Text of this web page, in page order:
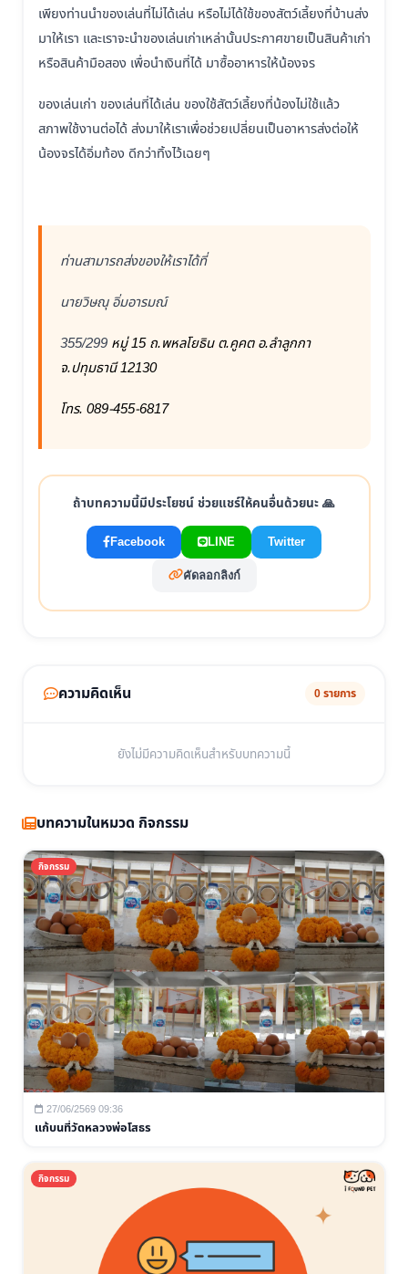
เพียงท่านนำของเล่นที่ไม่ได้เล่น หรือไม่ได้ใช้ของสัตว์เลี้ยงที่บ้านส่ง
มาให้เรา และเราจะนำของเล่นเก่าเหล่านั้นประกาศขายเป็นสินค้าเก่า
หรือสินค้ามือสอง เพื่อนำเงินที่ได้ มาซื้ออาหารให้น้องจร
ของเล่นเก่า ของเล่นที่ได้เล่น ของใช้สัตว์เลี้ยงที่น้องไม่ใช้แล้ว
สภาพใช้งานต่อได้ ส่งมาให้เราเพื่อช่วยเปลี่ยนเป็นอาหารส่งต่อให้
น้องจรได้อิ่มท้อง ดีกว่าทิ้งไว้เฉยๆ
ท่านสามารถส่งของให้เราได้ที่
นายวิษณุ อิ่มอารมณ์
355/299 หมู่ 15 ถ.พหลโยธิน ต.คูคต อ.ลำลูกกา
จ.ปทุมธานี 12130
โทร. 089-455-6817
ถ้าบทความนี้มีประโยชน์ ช่วยแชร์ให้คนอื่นด้วยนะ 🙏
Facebook LINE Twitter
คัดลอกลิงก์
ความคิดเห็น 0 รายการ
ยังไม่มีความคิดเห็นสำหรับบทความนี้
บทความในหมวด กิจกรรม
กิจกรรม
27/06/2569 09:36
แก้บนที่วัดหลวงพ่อโสธร
กิจกรรม